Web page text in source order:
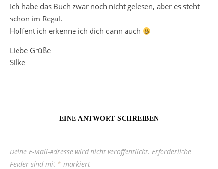
Ich habe das Buch zwar noch nicht gelesen, aber es steht
schon im Regal.
Hoffentlich erkenne ich dich dann auch
Liebe Grüße
Silke
EINE ANTWORT SCHREIBEN
Deine E-Mail-Adresse wird nicht veröffentlicht. Erforderliche
Felder sind mit * markiert